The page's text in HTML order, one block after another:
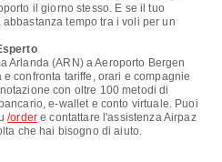
il giorno stesso. E se il tuo
tempo tra i voli per un
Arlanda (ARN) a Aeroporto Bergen
confronta tariffe, orari e compagnie
con oltre 100 metodi di
e-wallet e conto virtuale. Puoi
/order e contattare l'assistenza Airpaz
che hai bisogno di aiuto.